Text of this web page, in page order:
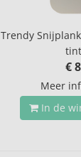
Trendy
€ 8
Meer
In de